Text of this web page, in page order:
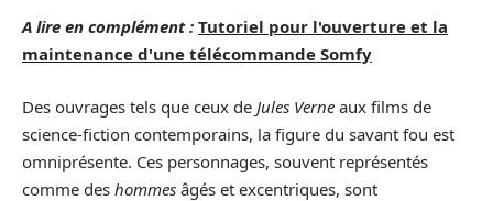
A lire en complément : Tutoriel pour l'ouverture et la
maintenance d'une télécommande Somfy
Des ouvrages tels que ceux de Jules Verne aux films de
science-fiction contemporains, la figure du savant fou est
omniprésente. Ces personnages, souvent représentés
comme des hommes âgés et excentriques, sont